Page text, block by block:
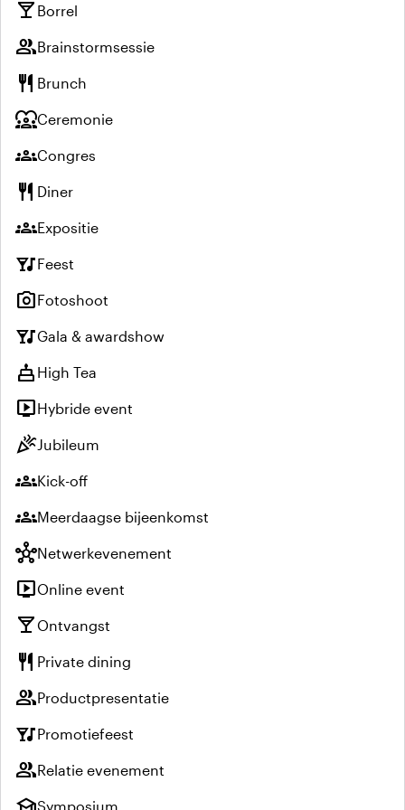
local_bar Borrel
groupBrainstormsessie
restaurant Brunch
diversity_1Ceremonie
groupsCongres
restaurant Diner
groupsExpositie
nightlifeFeest
photo_cameraFotoshoot
nightlifeGala & awardshow
cake High Tea
live_tvHybride event
celebrationJubileum
groupsKick-off
groupsMeerdaagse bijeenkomst
hubNetwerkevenement
live_tvOnline event
local_bar Ontvangst
restaurant Private dining
groupProductpresentatie
nightlifePromotiefeest
groupRelatie evenement
Symposium